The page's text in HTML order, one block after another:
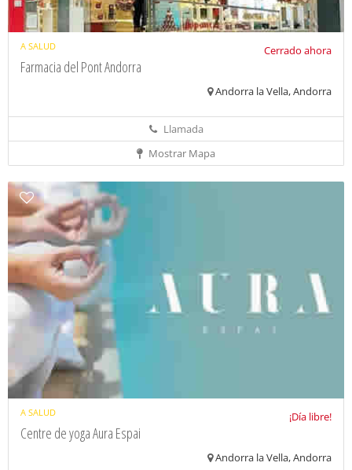
A SALUD Cerrado ahora
Farmacia del Pont Andorra
Andorra la Vella, Andorra
Llamada
Mostrar Mapa
A SALUD ¡Día libre!
Centre de yoga Aura Espai
Andorra la Vella, Andorra